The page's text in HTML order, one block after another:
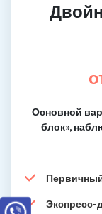
Основной
блок»,
Экспресс-